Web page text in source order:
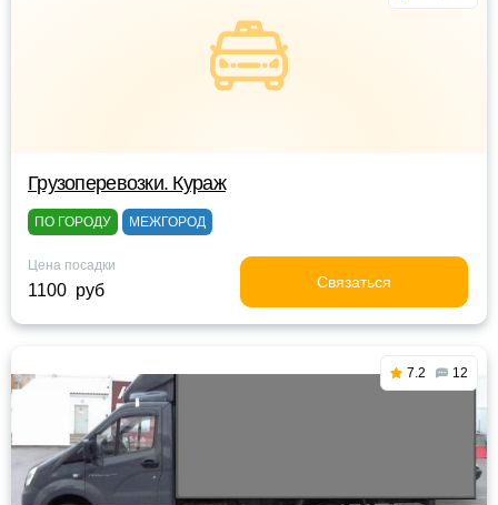
Грузоперевозки. Кураж
ПО ГОРОДУ МЕЖГОРОД
Цена посадки
1100 руб Связаться
7.2 12